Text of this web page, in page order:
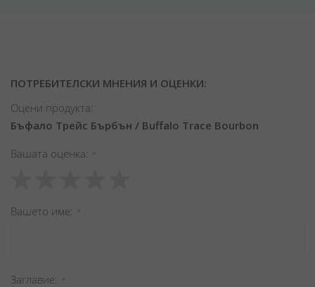
ПОТРЕБИТЕЛСКИ МНЕНИЯ И ОЦЕНКИ:
Оцени продукта:
Бъфало Трейс Бърбън / Buffalo Trace Bourbon
Вашата оценка
star
stars
stars
stars
stars
Вашето име
Заглавиe